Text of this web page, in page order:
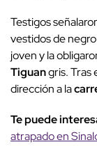
Testigos
vestidos de
joven y la
Tiguangris. Tras
dirección a la
Te puede
atrapado en